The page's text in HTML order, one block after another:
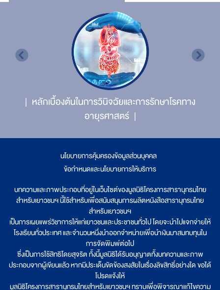
หลักเบื้องต้นในการวินิจฉัยและการรักษาโรคทาง
อายุรศาสตร์
นโยบายการคุ้มครองข้อมูลส่วนบุคคล
ข้อกำหนดและนโยบายการให้บริการ
บทความและภาพประกอบที่อยู่ในเว็บไซต์ของมูลนิธิโครงการสารานุกรมไทย
สำหรับเยาวชนฯ นี้ใช้สำหรับเพื่อสนับสนุนการผลิตหนังสือสารานุกรมไทย
สำหรับเยาวชนฯ
เป็นการเผยแพร่วิชาการให้แก่เยาวชนและประชาชนทั่วไป โดยจะนำไปแจกจ่ายให้
โรงเรียนทั่วประเทศ และจำนวนหนึ่งนำออกจำหน่ายเพื่อนำเงินมาสมทบทุนใน
การจัดพิมพ์ต่อไป
ซึ่งเป็นการใช้สิทธิโดยสุจริต ทั้งนี้มูลนิธิได้รับอนุญาตทั้งบทความและภาพ
ประกอบจากผู้เขียนแล้ว หากมีประเด็นขัดข้องสงสัยในเรื่องลิขสิทธิ์อย่างใด ขอได้
โปรดแจ้งให้
มูลนิธิโครงการสารานุกรมไทยสำหรับเยาวชนฯ ทราบเพื่อพิจารณาแก้ไขความ